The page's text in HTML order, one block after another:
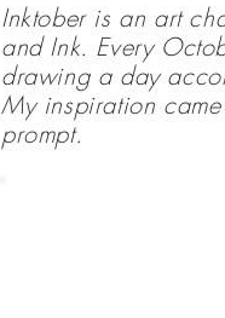
Inktober is an art
and Ink. Every
drawing a day
My inspiration
prompt.